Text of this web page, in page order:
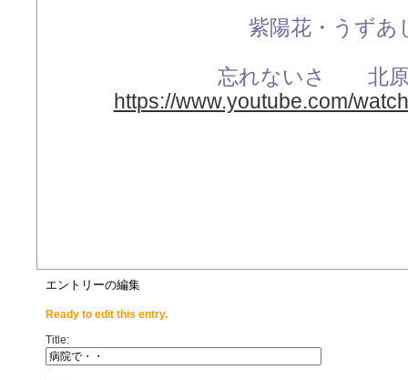
紫陽花・うずあ
忘れないさ 北原
https://www.youtube.com/
エントリーの編集
Ready to edit this entry.
Title: